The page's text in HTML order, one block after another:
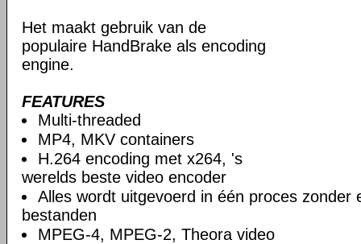
Het maakt gebruik van de
populaire HandBrake als encoding
engine.
FEATURES
Multi-threaded
MP4, MKV containers
H.264 encoding met x264, 's
werelds beste video encoder
Alles wordt uitgevoerd in één proces zonder
bestanden
MPEG-4, MPEG-2, Theora video